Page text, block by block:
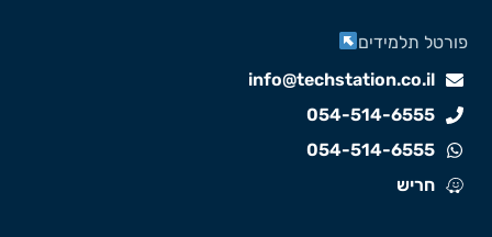
info@techstation.co.il
054-514-6555
054-514-6555
חריש
תלמידים